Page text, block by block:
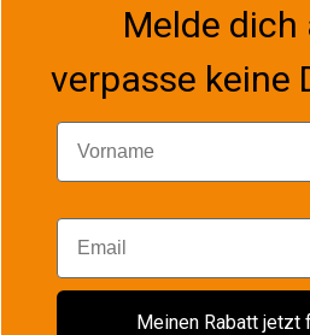
Melde dich
verpasse keine
Vorname
Email
Meinen Rabatt jetzt